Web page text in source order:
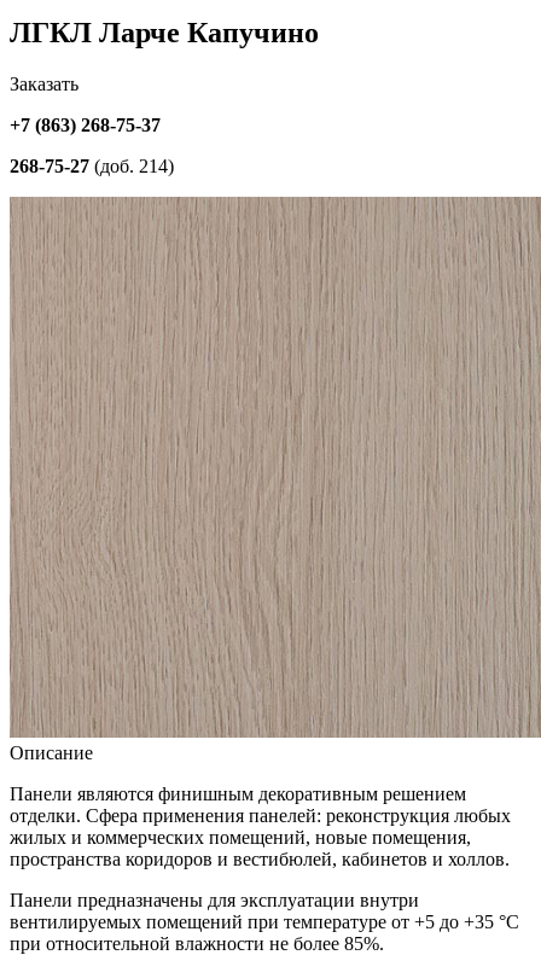
ЛГКЛ Ларче Капучино
Заказать
+7 (863) 268-75-37
268-75-27 (доб. 214)
Описание
Панели являются финишным декоративным решением
отделки. Сфера применения панелей: реконструкция любых
жилых и коммерческих помещений, новые помещения,
пространства коридоров и вестибюлей, кабинетов и холлов.
Панели предназначены для эксплуатации внутри
вентилируемых помещений при температуре от +5 до +35 °С
при относительной влажности не более 85%.